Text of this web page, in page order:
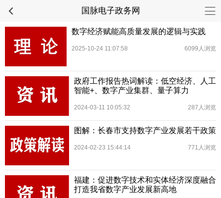
国脉电子政务网
数字经济赋能高质量发展的逻辑与实践
2025-10-24 11:07:58 6099人浏览
政府工作报告热词解读：低空经济、人工
智能+、数字产业集群、量子算力
2024-03-11 10:05:32 287人浏览
图解：长春市支持数字产业发展若干政策
2024-02-23 15:44:14 771人浏览
福建：促进数字技术和实体经济深度融合
打造我省数字产业发展新高地